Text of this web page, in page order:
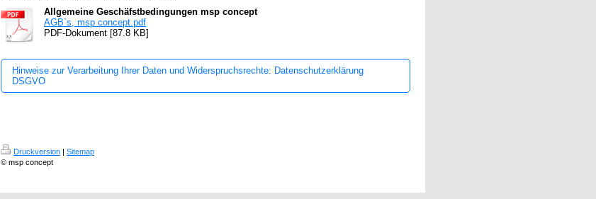
Allgemeine Geschäfstbedingungen msp concept
AGB`s, msp concept.pdf
PDF-Dokument [87.8 KB]
Hinweise zur Verarbeitung Ihrer Daten und Widerspruchsrechte: Datenschutzerklärung
DSGVO
Druckversion | Sitemap
© msp concept